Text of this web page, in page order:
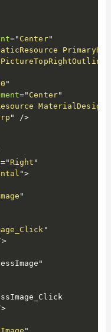
=" Center"
"
=" Center"
"
/>
=" Right "
">
"
"